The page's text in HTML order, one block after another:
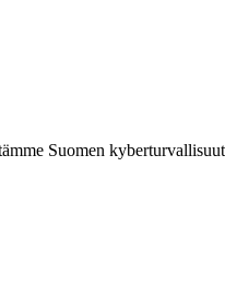
Suomen